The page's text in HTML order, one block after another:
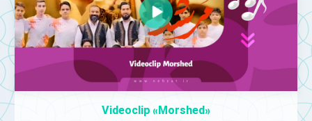
Videoclip «Morshed»